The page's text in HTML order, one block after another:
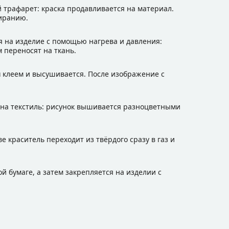
краска продавливается на материал.
на изделие с помощью нагрева и давления:
на ткань.
и высушивается. После изображение с
текстиль: рисунок вышивается разноцветными
переходит из твёрдого сразу в газ и
а затем закрепляется на изделии с